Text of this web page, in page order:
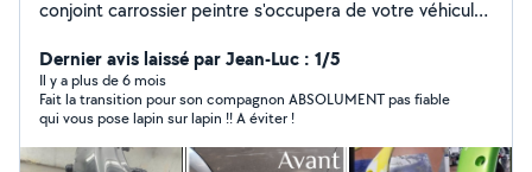
conjoint carrossier peintre s'occupera de votre véhicule
d'arbre taille de haies. N'hésitez pas à nous contacter
pour toutes informations.
Dernier avis laissé par Jean-Luc : 1/5
Il y a plus de 6 mois
Fait la transition pour son compagnon ABSOLUMENT pas fiable
qui vous pose lapin sur lapin !! A éviter !